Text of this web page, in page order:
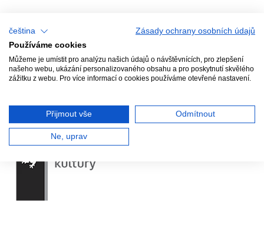
ZA PODPORY
čeština
Zásady ochrany osobních údajů
Používáme cookies
Můžeme je umístit pro analýzu našich údajů o návštěvnících, pro zlepšení
našeho webu, ukázání personalizovaného obsahu a pro poskytnutí skvělého
zážitku z webu. Pro více informací o cookies používáme otevřené nastavení.
Přijmout vše Odmítnout
Ne, uprav